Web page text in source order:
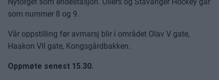
som nummer 8 og 9.
Vår oppstilling før avmarsj blir i området Olav V gate,
Haakon VII gate, Kongsgårdbakken.
Oppmøte senest 15.30.